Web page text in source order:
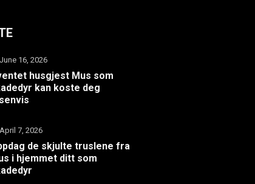
June 16, 2026
husgjest Mus som
kan koste deg
April 7, 2026
de skjulte truslene fra
i hjemmet ditt som